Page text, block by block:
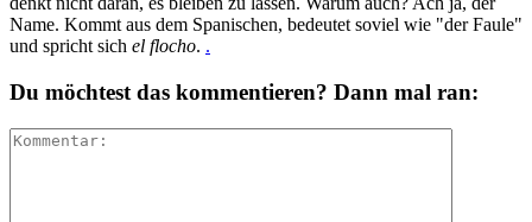
Name. Kommt aus dem Spanischen, bedeutet soviel wie "der Faule"
und spricht sich el flocho. .
Du möchtest das kommentieren? Dann mal ran: